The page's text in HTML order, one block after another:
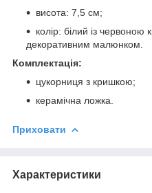
висота: 7,5 см;
колір: білий із
декоративним малюнком.
Комплектація:
цукорниця з кришкою;
керамічна ложка.
Приховати
Характеристики